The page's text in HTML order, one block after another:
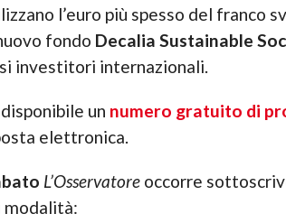
l’euro più spesso del franco
fondo Decalia Sustainable
investitori internazionali.
un numero gratuito di
elettronica.
L’Osservatoreoccorre
modalità: